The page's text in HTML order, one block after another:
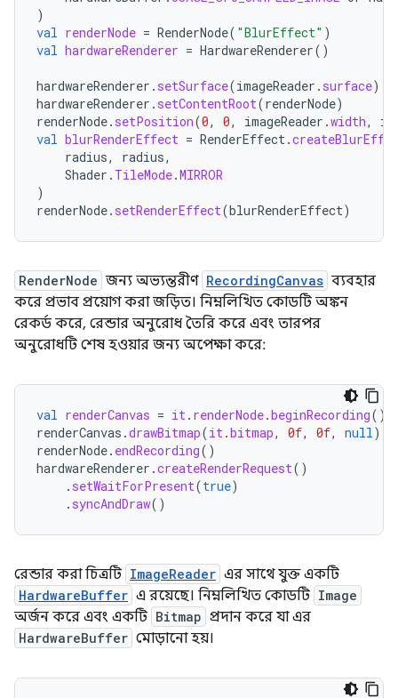
)
val renderNode = RenderNode( "BlurEffect" )
val hardwareRenderer = HardwareRenderer()
hardwareRenderer . setSurface(imageReader . surface)
hardwareRenderer . setContentRoot(renderNode)
renderNode. setPosition(0, 0, imageReader .width,
val blurRenderEffect = RenderEffect.
radius, radius,
Shader . TileMode.MIRROR
)
renderNode. setRenderEffect(blurRenderEffect)
RenderNode জন্য অভ্যন্তরীণ RecordingCanvas ব্যবহার
করে প্রভাব প্রয়োগ করা জড়িত। নিম্নলিখিত কোডটি অঙ্কন
রেকর্ড করে, রেন্ডার অনুরোধ তৈরি করে এবং তারপর
অনুরোধটি শেষ হওয়ার জন্য অপেক্ষা করে:
val renderCanvas = it. renderNode.beginRecording()
renderCanvas .drawBitmap(it.bitmap, 0f, 0f, null)
renderNode. endRecording()
hardwareRenderer .createRenderRequest()
. setWaitForPresent(true)
. syncAndDraw()
রেন্ডার করা চিত্রটি ImageReader এর সাথে যুক্ত একটি
HardwareBuffer এ রয়েছে। নিম্নলিখিত কোডটি Image
অর্জন করে এবং একটি Bitmap প্রদান করে যা এর
HardwareBuffer মোড়ানো হয়।